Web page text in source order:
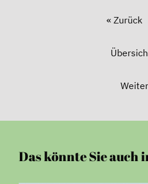
« Zurück
Das könnte Sie auch